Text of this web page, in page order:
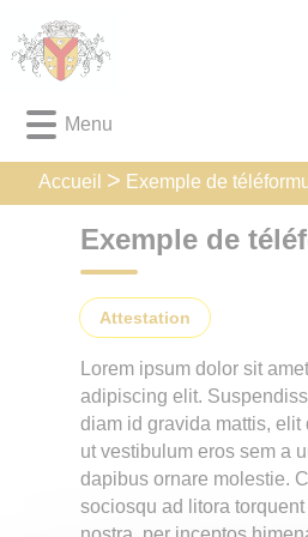
d'accès
rapide
menu
d'accès
rapide
contenu
d'accès
rapide
d'accès
rapide
pied
page
Menu
Accueil Exemple de
Exemple de
attestation
Lorem ipsum dolor sit
adipiscing elit.
diam id gravida mattis, elit
ut vestibulum eros sem a
dapibus ornare molestie.
sociosqu ad litora